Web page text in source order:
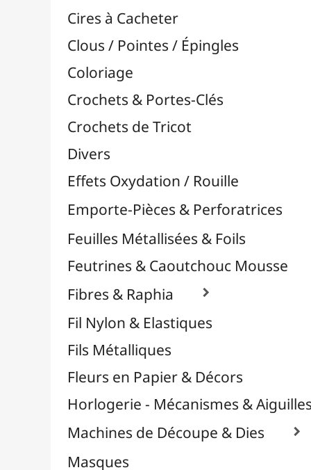
Horlogerie - Mécanismes & Aiguilles
Masques
Massicots & Lames
Oeillets & Rivets
Petites Pinces
Plantes & Jardin
Plastique Fou
Poncage / Émeri
Quilling / Pliage
Reliure & Cinch
Sable, Strass & Paillettes 
Savons
Serviettes
Sublimation
Tampons et Encreurs 
Washi Tape / Masking Tape
EFCOLOR - Émaux à Froid
Médiums, Vernis & Colles
Modelage / Sculpture
Peintures / Couleurs